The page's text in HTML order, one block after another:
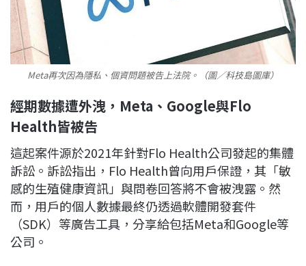
Meta再次因為隱私、個資問題被告上法院。（圖／科技島圖庫）
經期數據遭外洩，Meta、Google與Flo
Health皆被告
這起案件源於2021年針對Flo Health公司發起的集體
訴訟。訴訟指出，Flo Health曾向用戶保證，其「敏
感的生殖健康資訊」與問卷回答將不會被洩露。然
而，用戶的個人數據最終仍透過軟體開發套件
（SDK）等廣告工具，分享給包括Meta和Google等
公司。